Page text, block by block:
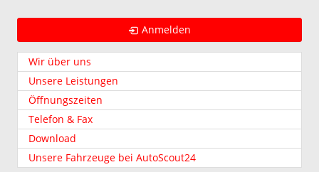
Anmelden
Wir über uns
Unsere Leistungen
Öffnungszeiten
Telefon & Fax
Download
Unsere Fahrzeuge bei AutoScout24